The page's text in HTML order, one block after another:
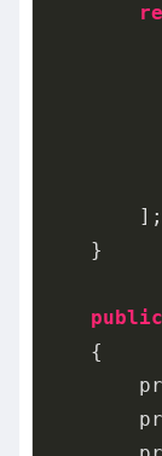
        ];
    }
public
{